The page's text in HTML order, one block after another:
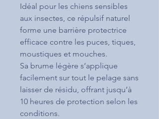
Idéal pour les chiens sensibles
aux insectes, ce répulsif naturel
forme une barrière protectrice
efficace contre les puces, tiques,
moustiques et mouches.
Sa brume légère s’applique
facilement sur tout le pelage sans
laisser de résidu, offrant jusqu’à
10 heures de protection selon les
conditions.